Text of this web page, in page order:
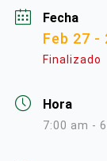
Fecha
Feb 27 -
Finalizado
Hora
7:00 am -